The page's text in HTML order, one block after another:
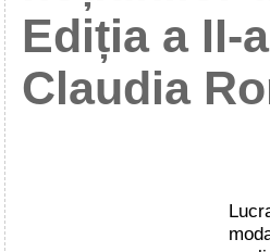
Ediția a II-
Claudia